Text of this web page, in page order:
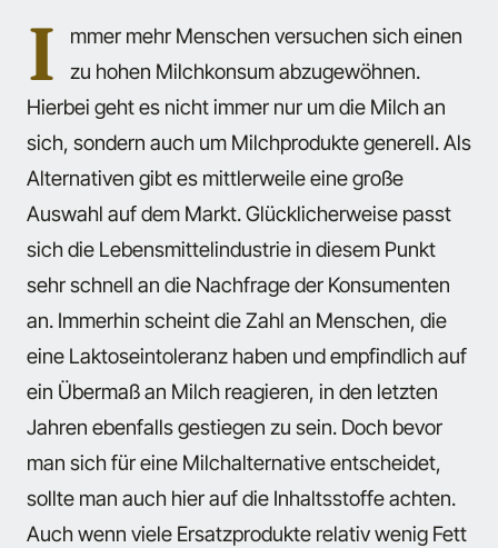
I
mmer mehr Menschen versuchen sich einen
zu hohen Milchkonsum abzugewöhnen.
Hierbei geht es nicht immer nur um die Milch an
sich, sondern auch um Milchprodukte generell. Als
Alternativen gibt es mittlerweile eine große
Auswahl auf dem Markt. Glücklicherweise passt
sich die Lebensmittelindustrie in diesem Punkt
sehr schnell an die Nachfrage der Konsumenten
an. Immerhin scheint die Zahl an Menschen, die
eine Laktoseintoleranz haben und empfindlich auf
ein Übermaß an Milch reagieren, in den letzten
Jahren ebenfalls gestiegen zu sein. Doch bevor
man sich für eine Milchalternative entscheidet,
sollte man auch hier auf die Inhaltsstoffe achten.
Auch wenn viele Ersatzprodukte relativ wenig Fett